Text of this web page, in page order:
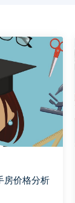
房价格分析